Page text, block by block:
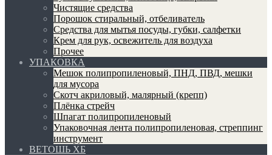
Чистящие средства
Порошок стиральный, отбеливатель
Средства для мытья посуды, губки, салфетки
Крем для рук, освежитель для воздуха
Прочее
УПАКОВКА
Мешок полипропиленовый, ПНД, ПВД, мешки
для мусора
Скотч акриловый, малярный (крепп)
Плёнка стрейч
Шпагат полипропиленовый
Упаковочная лента полипропиленовая, стреппинг
инструмент
ВЕТОШЬ ХБ